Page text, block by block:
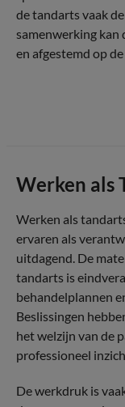
de tandarts vaak
samenwerking kan
en afgestemd op
Werken als
Werken als
ervaren als
uitdagend. De
tandarts is
behandelplannen
Beslissingen
het welzijn van de
professioneel
De werkdruk is